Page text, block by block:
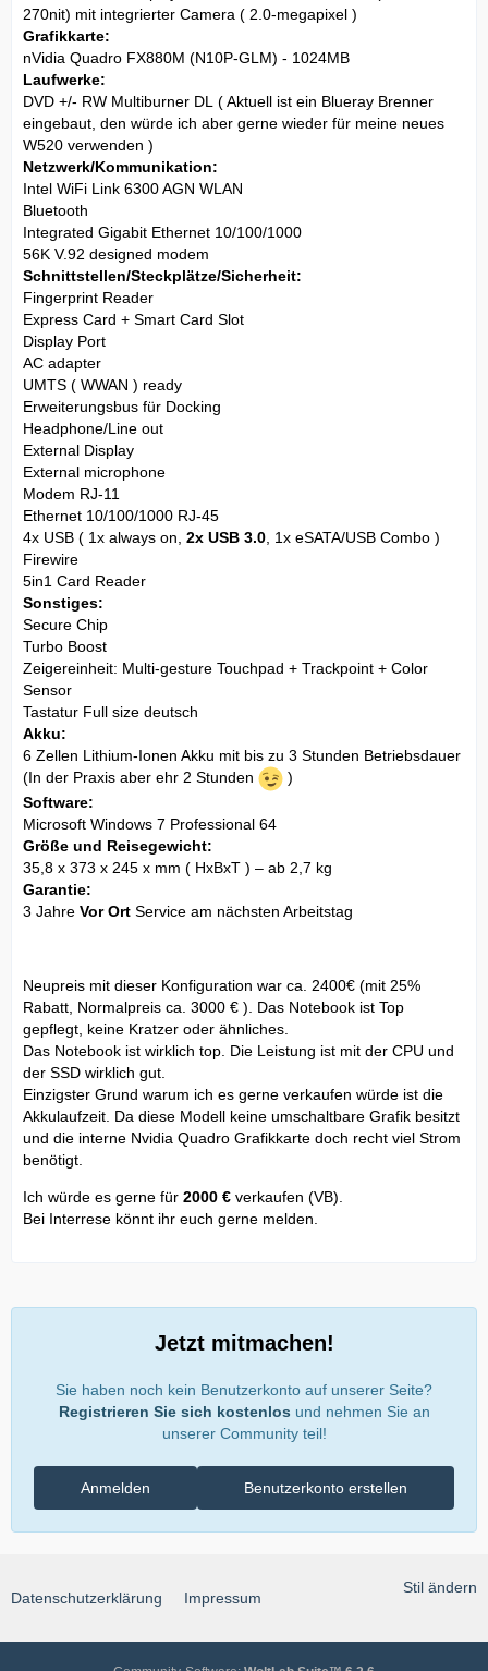
270nit) mit integrierter Camera ( 2.0-megapixel )
Grafikkarte:
nVidia Quadro FX880M (N10P-GLM) - 1024MB
Laufwerke:
DVD +/- RW Multiburner DL ( Aktuell ist ein Blueray Brenner
eingebaut, den würde ich aber gerne wieder für meine neues
W520 verwenden )
Netzwerk/Kommunikation:
Intel WiFi Link 6300 AGN WLAN
Bluetooth
Integrated Gigabit Ethernet 10/100/1000
56K V.92 designed modem
Schnittstellen/Steckplätze/Sicherheit:
Fingerprint Reader
Express Card + Smart Card Slot
Display Port
AC adapter
UMTS ( WWAN ) ready
Erweiterungsbus für Docking
Headphone/Line out
External Display
External microphone
Modem RJ-11
Ethernet 10/100/1000 RJ-45
4x USB ( 1x always on, 2x USB 3.0 , 1x eSATA/USB Combo )
Firewire
5in1 Card Reader
Sonstiges:
Secure Chip
Turbo Boost
Zeigereinheit: Multi-gesture Touchpad + Trackpoint + Color
Sensor
Tastatur Full size deutsch
Akku:
6 Zellen Lithium-Ionen Akku mit bis zu 3 Stunden Betriebsdauer
(In der Praxis aber ehr 2 Stunden
)
Software:
Microsoft Windows 7 Professional 64
Größe und Reisegewicht:
35,8 x 373 x 245 x mm ( HxBxT ) – ab 2,7 kg
Garantie:
3 Jahre Vor Ort Service am nächsten Arbeitstag
Neupreis mit dieser Konfiguration war ca. 2400€ (mit 25%
Rabatt, Normalpreis ca. 3000 € ). Das Notebook ist Top
gepflegt, keine Kratzer oder ähnliches.
Das Notebook ist wirklich top. Die Leistung ist mit der CPU und
der SSD wirklich gut.
Einzigster Grund warum ich es gerne verkaufen würde ist die
Akkulaufzeit. Da diese Modell keine umschaltbare Grafik besitzt
und die interne Nvidia Quadro Grafikkarte doch recht viel Strom
benötigt.
Ich würde es gerne für 2000 € verkaufen (VB).
Bei Interrese könnt ihr euch gerne melden.
Jetzt mitmachen!
Sie haben noch kein Benutzerkonto auf unserer Seite?
Registrieren Sie sich kostenlos und nehmen Sie an
unserer Community teil!
Benutzerkonto erstellen
Anmelden
Stil ändern
Datenschutzerklärung Impressum